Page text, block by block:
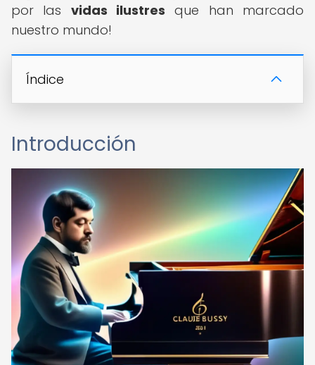
por las vidas ilustres que han marcado
nuestro mundo!
Índice
Introducción